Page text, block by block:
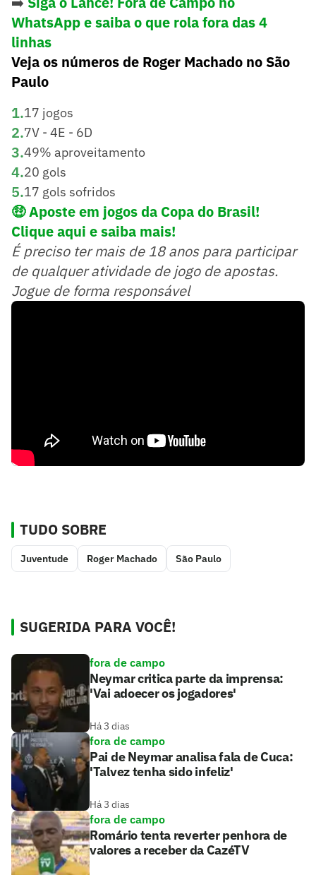
WhatsApp e saiba o que rola fora das 4
linhas
Veja os números de Roger Machado no São
Paulo
1.17 jogos
2.7V - 4E - 6D
3.49% aproveitamento
4.20 gols
5.17 gols sofridos
🤑Aposte em jogos da Copa do Brasil!
Clique aqui e saiba mais!
É preciso ter mais de 18 anos para participar
de qualquer atividade de jogo de apostas.
Jogue de forma responsável
TUDO SOBRE
Juventude Roger Machado São Paulo
SUGERIDA PARA VOCÊ!
fora de campo
Neymar critica parte da imprensa:
'Vai adoecer os jogadores'
Há 3 dias
fora de campo
Pai de Neymar analisa fala de Cuca:
'Talvez tenha sido infeliz'
Há 3 dias
fora de campo
Romário tenta reverter penhora de
valores a receber da CazéTV